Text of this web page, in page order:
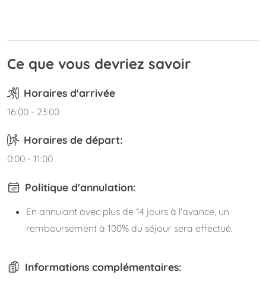
Ce que vous devriez savoir
Horaires d'arrivée
16:00 - 23:00
Horaires de départ:
0:00 - 11:00
Politique d'annulation:
En annulant avec plus de 14 jours à l'avance, un
remboursement à 100% du séjour sera effectué.
Informations complémentaires: